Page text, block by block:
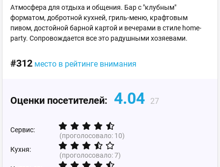
Атмосфера для отдыха и общения. Бар с "клубным"
форматом, добротной кухней, гриль-меню, крафтовым
пивом, достойной барной картой и вечерами в стиле home-
party. Сопровождается все это радушными хозяевами.
#312 место в рейтинге внимания
Оценки посетителей: 4.04 27
Сервис:
(проголосовало: 10)
Кухня:
(проголосовало:7)